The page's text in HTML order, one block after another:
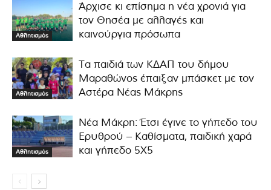
Αθλητισμός
Άρχισε κι επίσημα η νέα χρονιά για
τον Θησέα με αλλαγές και
καινούργια πρόσωπα
Αθλητισμός
Τα παιδιά των ΚΔΑΠ του δήμου
Μαραθώνος έπαιξαν μπάσκετ με τον
Αστέρα Νέας Μάκρης
Αθλητισμός
Νέα Μάκρη: Έτσι έγινε το γήπεδο του
Ερυθρού – Καθίσματα, παιδική χαρά
και γήπεδο 5Χ5